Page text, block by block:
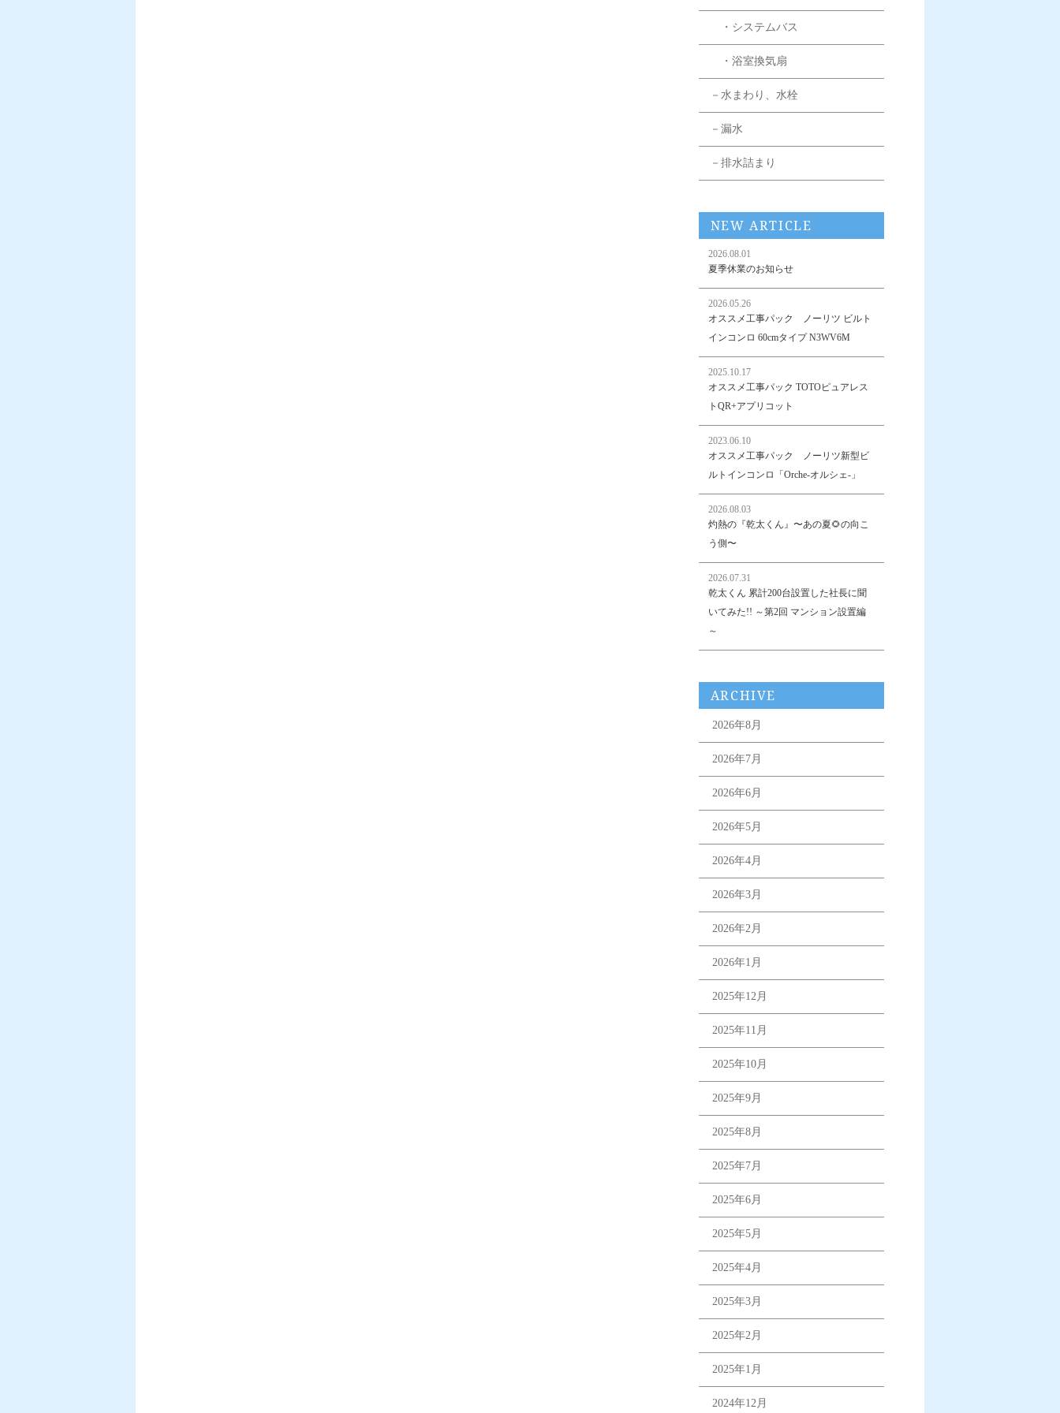
・システムバス
・浴室換気扇
－水まわり、水栓
－漏水
－排水詰まり
NEW ARTICLE
2026.08.01
夏季休業のお知らせ
2026.05.26
オススメ工事パック ノーリツ ビルト
インコンロ 60cmタイプ N3WV6M
2025.10.17
オススメ工事パック TOTOピュアレス
トQR+アプリコット
2023.06.10
オススメ工事パック ノーリツ新型ビ
ルトインコンロ「Orche-オルシェ-」
2026.08.03
灼熱の『乾太くん』〜あの夏🌻の向こ
う側〜
2026.07.31
乾太くん 累計200台設置した社長に聞
いてみた!! ～第2回 マンション設置編
～
ARCHIVE
2026年8月
2026年7月
2026年6月
2026年5月
2026年4月
2026年3月
2026年2月
2026年1月
2025年12月
2025年11月
2025年10月
2025年9月
2025年8月
2025年7月
2025年6月
2025年5月
2025年4月
2025年3月
2025年2月
2025年1月
2024年12月